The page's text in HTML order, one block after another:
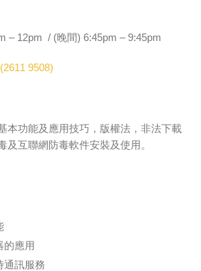
– 12pm / (晚間) 6:45pm – 9:45pm
9508)
本功能及應用技巧，版權法，非法下載
及互聯網防毒軟件安裝及使用。
的應用
通訊服務